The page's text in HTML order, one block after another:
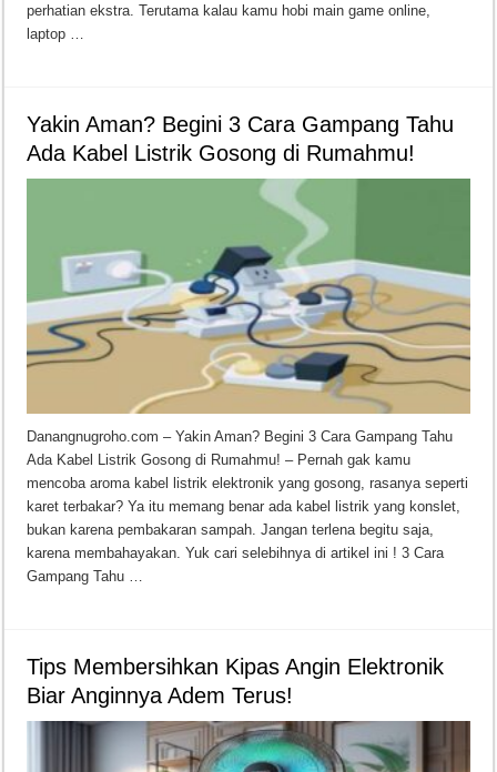
perhatian ekstra. Terutama kalau kamu hobi main game online,
laptop …
Yakin Aman? Begini 3 Cara Gampang Tahu
Ada Kabel Listrik Gosong di Rumahmu!
Danangnugroho.com – Yakin Aman? Begini 3 Cara Gampang Tahu
Ada Kabel Listrik Gosong di Rumahmu! – Pernah gak kamu
mencoba aroma kabel listrik elektronik yang gosong, rasanya seperti
karet terbakar? Ya itu memang benar ada kabel listrik yang konslet,
bukan karena pembakaran sampah. Jangan terlena begitu saja,
karena membahayakan. Yuk cari selebihnya di artikel ini ! 3 Cara
Gampang Tahu …
Tips Membersihkan Kipas Angin Elektronik
Biar Anginnya Adem Terus!